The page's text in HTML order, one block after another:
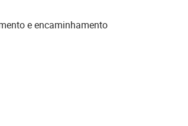
e encaminhamento